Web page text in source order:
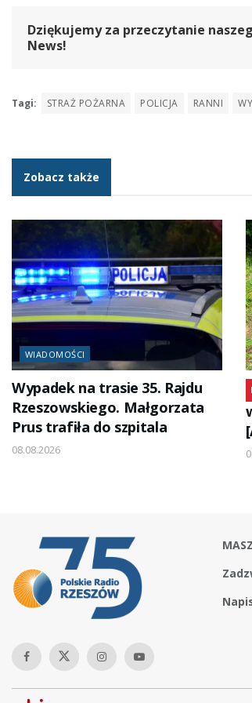
Dziękujemy za przeczytanie
News!
Tagi: STRAŻ POŻARNA POLICJA RANNI
Zobacz także
WIADOMOŚCI
Wypadek na trasie 35. Rajdu
Rzeszowskiego. Małgorzata
Prus trafiła do szpitala
08.08.2026